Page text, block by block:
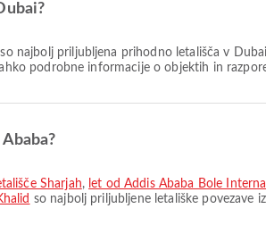
so najbolj priljubljena prihodno letališča v
podrobne informacije o objektih in
Sharjah, let od Addis Ababa Bole
so najbolj priljubljene letališke povezave